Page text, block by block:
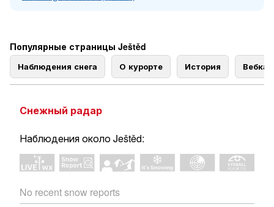
Популярные страницы Ještěd
Наблюдения снега О курорте История
Снежный радар
Наблюдения около Ještěd:
No recent snow reports